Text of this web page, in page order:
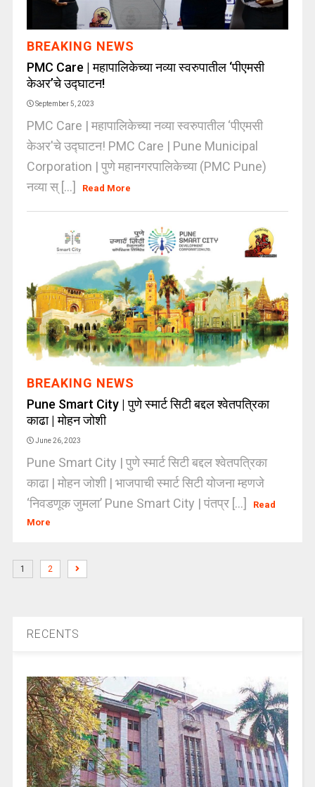
BREAKING NEWS
PMC Care | महापालिकेच्या नव्या स्वरुपातील ‘पीएमसी
केअर’चे उद्घाटन!
September 5, 2023
PMC Care | महापालिकेच्या नव्या स्वरुपातील ‘पीएमसी
केअर'चे उद्घाटन! PMC Care | Pune Municipal
Corporation | पुणे महानगरपालिकेच्या (PMC Pune)
नव्या स् [...]
Read More
BREAKING NEWS
Pune Smart City | पुणे स्मार्ट सिटी बद्दल श्वेतपत्रिका
काढा | मोहन जोशी
June 26, 2023
Pune Smart City | पुणे स्मार्ट सिटी बद्दल श्वेतपत्रिका
काढा | मोहन जोशी | भाजपाची स्मार्ट सिटी योजना म्हणजे
‘निवडणूक जुमला’ Pune Smart City | पंतप्र [...]
Read
More
1 2
RECENTS